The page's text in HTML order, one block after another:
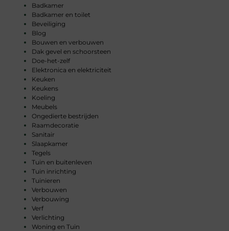
Badkamer
Badkamer en toilet
Beveiliging
Blog
Bouwen en verbouwen
Dak gevel en schoorsteen
Doe-het-zelf
Elektronica en elektriciteit
Keuken
Keukens
Koeling
Meubels
Ongedierte bestrijden
Raamdecoratie
Sanitair
Slaapkamer
Tegels
Tuin en buitenleven
Tuin inrichting
Tuinieren
Verbouwen
Verbouwing
Verf
Verlichting
Woning en Tuin